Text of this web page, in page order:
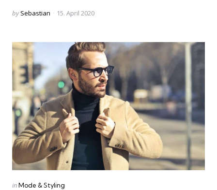
Posted
by Sebastian 15. April 2020
Categories
Posted
inMode & Styling